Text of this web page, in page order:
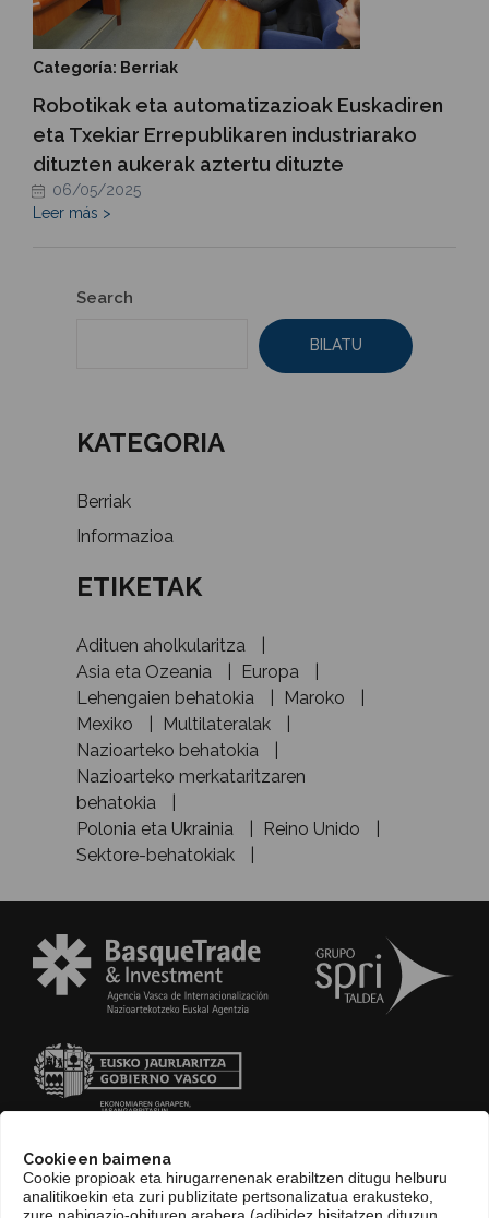
Cookieen baimena
Cookie propioak eta hirugarrenenak erabiltzen ditugu helburu
analitikoekin eta zuri publizitate pertsonalizatua erakusteko,
Categoría: Berriak
Robotikak eta automatizazioak Euskadiren
eta Txekiar Errepublikaren industriarako
dituzten aukerak aztertu dituzte
06/05/2025
Leer más >
Search
BILATU
KATEGORIA
Berriak
Informazioa
ETIKETAK
Adituen aholkularitza
Asia eta Ozeania
Europa
Lehengaien behatokia
Maroko
Mexiko
Multilateralak
Nazioarteko behatokia
Nazioarteko merkataritzaren
behatokia
Polonia eta Ukrainia
Reino Unido
Sektore-behatokiak